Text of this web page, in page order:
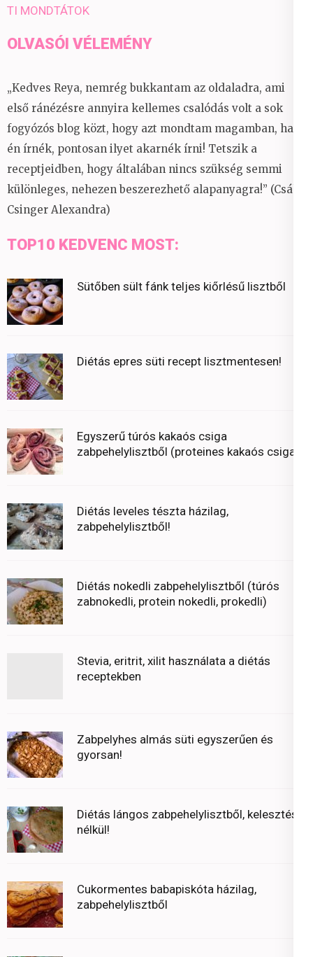
TI MONDTÁTOK
OLVASÓI VÉLEMÉNY
„Kedves Reya, nemrég bukkantam az oldaladra, ami
első ránézésre annyira kellemes csalódás volt a sok
fogyózós blog közt, hogy azt mondtam magamban, ha
én írnék, pontosan ilyet akarnék írni! Tetszik a
receptjeidben, hogy általában nincs szükség semmi
különleges, nehezen beszerezhető alapanyagra!” (Csáky
Csinger Alexandra)
TOP10 KEDVENC MOST:
Sütőben sült fánk teljes kiőrlésű lisztből
Diétás epres süti recept lisztmentesen!
Egyszerű túrós kakaós csiga
zabpehelylisztből (proteines kakaós csiga)
Diétás leveles tészta házilag,
zabpehelylisztből!
Diétás nokedli zabpehelylisztből (túrós
zabnokedli, protein nokedli, prokedli)
Stevia, eritrit, xilit használata a diétás
receptekben
Zabpelyhes almás süti egyszerűen és
gyorsan!
Diétás lángos zabpehelylisztből, kelesztés
nélkül!
Cukormentes babapiskóta házilag,
zabpehelylisztből